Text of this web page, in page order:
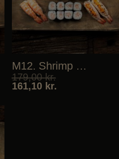
M12. Shrimp Biggie
179,00kr.
161,10 kr.